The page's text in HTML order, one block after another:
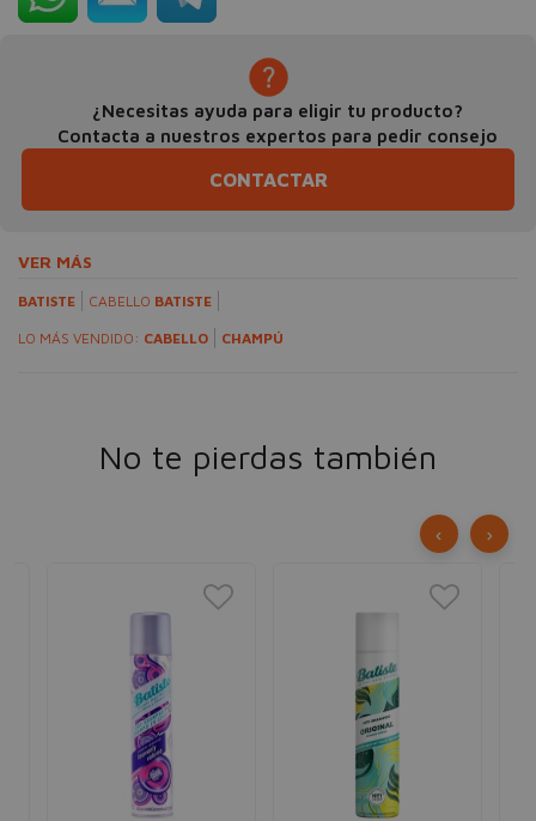
¿Necesitas ayuda para eligir tu producto?
Contacta a nuestros expertos para pedir consejo
CONTACTAR
VER MÁS
BATISTE CABELLO BATISTE
LO MÁS VENDIDO: CABELLO CHAMPÚ
No te pierdas también
‹ ›